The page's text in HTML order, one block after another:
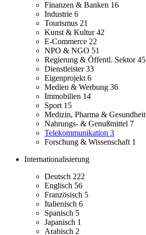
Finanzen & Banken 16
Industrie 6
Tourismus 21
Kunst & Kultur42
E-Commerce 22
NPO & NGO 51
Regierung & Öffentl. Sektor45
Dienstleister33
Eigenprojekt 6
Medien & Werbung 36
Immobilien 14
Sport 15
Medizin, Pharma & Gesundheit
Nahrungs- & Genußmittel 7
Telekommunikation 3
Forschung & Wissenschaft 1
Internationalisierung
Deutsch 222
Englisch 56
Französisch 5
Italienisch 6
Spanisch 5
Japanisch 1
Arabisch 2